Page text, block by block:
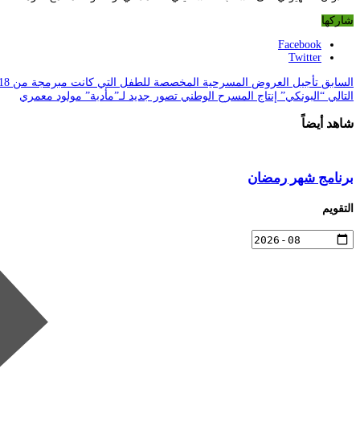
شاركها
Facebook
Twitter
السابق تأجيل العروض المسرحية المخصصة للطفل التي كانت مبرمجة من 18 إلى غاية 21 جويلية 2024
التالي “البونكي” إنتاج المسرح الوطني تصور جديد لـ”مأدبة” مولود معمري
شاهد أيضاً
برنامج شهر رمضان
التقويم